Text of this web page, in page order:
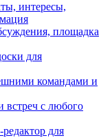
интересы,
площадка
для
командами и
встреч с любого
для